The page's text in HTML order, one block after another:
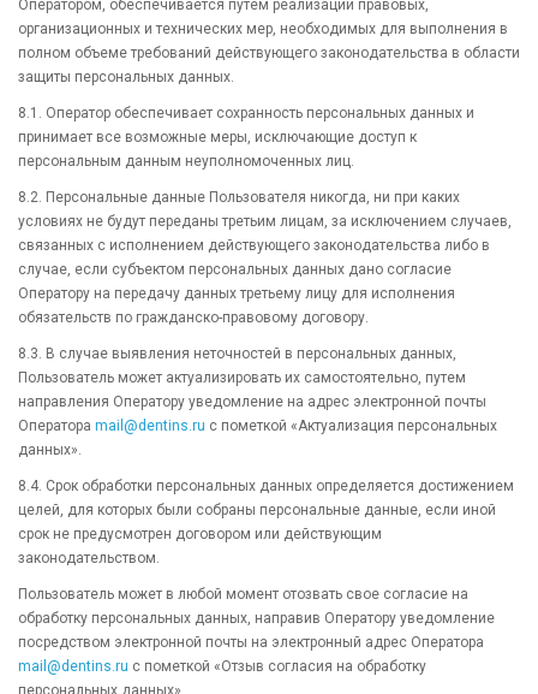
Оператором, обеспечивается путем реализации правовых,
организационных и технических мер, необходимых для выполнения в
полном объеме требований действующего законодательства в области
защиты персональных данных.
8.1. Оператор обеспечивает сохранность персональных данных и
принимает все возможные меры, исключающие доступ к
персональным данным неуполномоченных лиц.
8.2. Персональные данные Пользователя никогда, ни при каких
условиях не будут переданы третьим лицам, за исключением случаев,
связанных с исполнением действующего законодательства либо в
случае, если субъектом персональных данных дано согласие
Оператору на передачу данных третьему лицу для исполнения
обязательств по гражданско-правовому договору.
8.3. В случае выявления неточностей в персональных данных,
Пользователь может актуализировать их самостоятельно, путем
направления Оператору уведомление на адрес электронной почты
Оператора mail@dentins.ru с пометкой «Актуализация персональных
данных».
8.4. Срок обработки персональных данных определяется достижением
целей, для которых были собраны персональные данные, если иной
срок не предусмотрен договором или действующим
законодательством.
Пользователь может в любой момент отозвать свое согласие на
обработку персональных данных, направив Оператору уведомление
посредством электронной почты на электронный адрес Оператора
mail@dentins.ru с пометкой «Отзыв согласия на обработку
персональных данных».